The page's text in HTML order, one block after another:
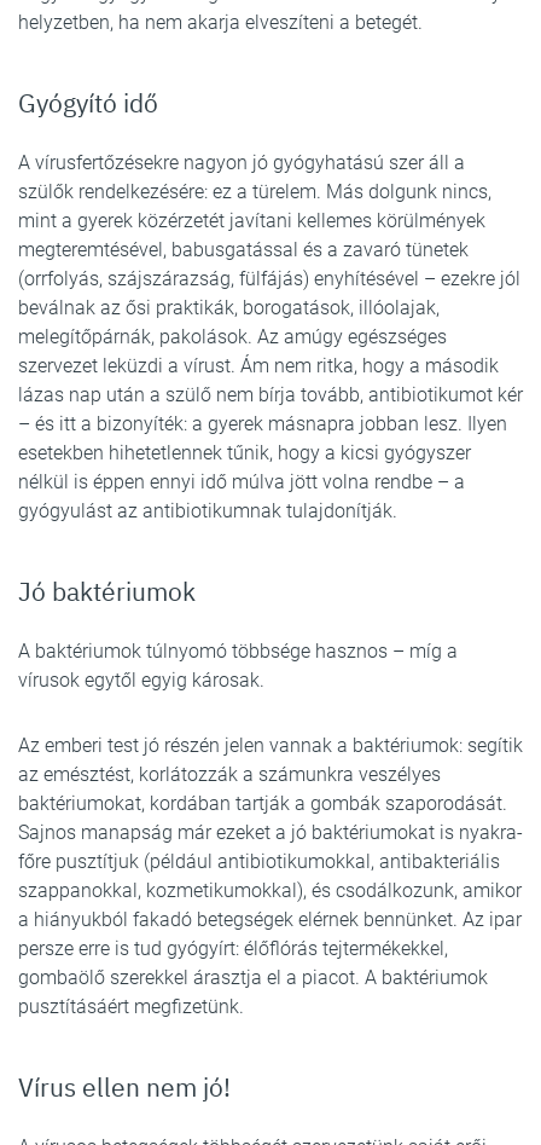
helyzetben, ha nem akarja elveszíteni a betegét.
Gyógyító idő
A vírusfertőzésekre nagyon jó gyógyhatású szer áll a
szülők rendelkezésére: ez a türelem. Más dolgunk nincs,
mint a gyerek közérzetét javítani kellemes körülmények
megteremtésével, babusgatással és a zavaró tünetek
(orrfolyás, szájszárazság, fülfájás) enyhítésével – ezekre jól
beválnak az ősi praktikák, borogatások, illóolajak,
melegítőpárnák, pakolások. Az amúgy egészséges
szervezet leküzdi a vírust. Ám nem ritka, hogy a második
lázas nap után a szülő nem bírja tovább, antibiotikumot kér
– és itt a bizonyíték: a gyerek másnapra jobban lesz. Ilyen
esetekben hihetetlennek tűnik, hogy a kicsi gyógyszer
nélkül is éppen ennyi idő múlva jött volna rendbe – a
gyógyulást az antibiotikumnak tulajdonítják.
Jó baktériumok
A baktériumok túlnyomó többsége hasznos – míg a
vírusok egytől egyig károsak.
Az emberi test jó részén jelen vannak a baktériumok: segítik
az emésztést, korlátozzák a számunkra veszélyes
baktériumokat, kordában tartják a gombák szaporodását.
Sajnos manapság már ezeket a jó baktériumokat is nyakra-
főre pusztítjuk (például antibiotikumokkal, antibakteriális
szappanokkal, kozmetikumokkal), és csodálkozunk, amikor
a hiányukból fakadó betegségek elérnek bennünket. Az ipar
persze erre is tud gyógyírt: élőflórás tejtermékekkel,
gombaölő szerekkel árasztja el a piacot. A baktériumok
pusztításáért megfizetünk.
Vírus ellen nem jó!